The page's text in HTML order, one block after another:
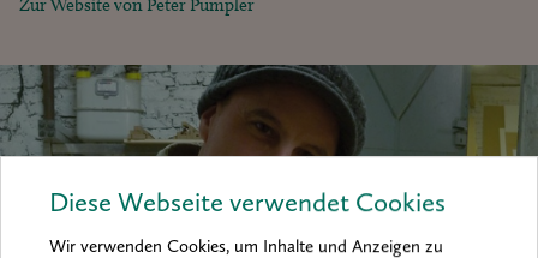
Diese Webseite verwendet Cookies
Wir verwenden Cookies, um Inhalte und Anzeigen zu
Zur Website von Peter Pumpler